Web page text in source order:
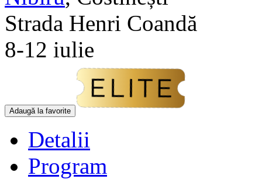
Strada Henri Coandă
8-12 iulie
Adaugă la favorite
Detalii
Program